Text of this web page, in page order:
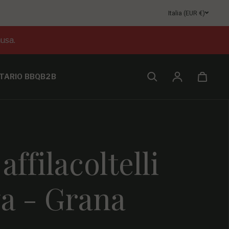
Italia (EUR €)
BBQB2B
Accesso
- Grana